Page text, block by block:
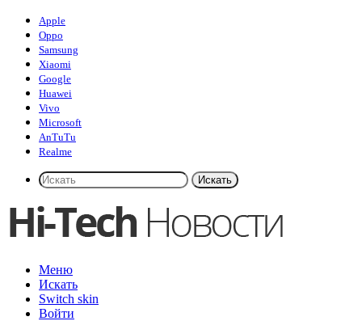
Apple
Oppo
Samsung
Xiaomi
Google
Huawei
Vivo
Microsoft
AnTuTu
Realme
Искать
Меню
Искать
Switch skin
Войти